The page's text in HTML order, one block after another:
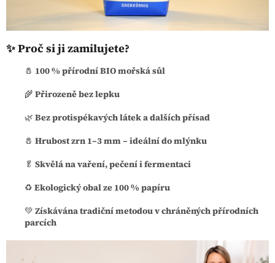
✨ Proč si ji zamilujete?
🧂 100 % přírodní BIO mořská sůl
🌾 Přirozeně bez lepku
🌿 Bez protispékavých látek a dalších přísad
🧂 Hrubost zrn 1–3 mm – ideální do mlýnku
🥬 Skvělá na vaření, pečení i fermentaci
♻️ Ekologický obal ze 100 % papíru
💚 Získávána tradiční metodou v chráněných přírodních
parcích